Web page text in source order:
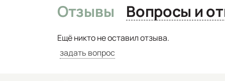
Отзывы
Ещё никто не оставил отзыва.
задать вопрос